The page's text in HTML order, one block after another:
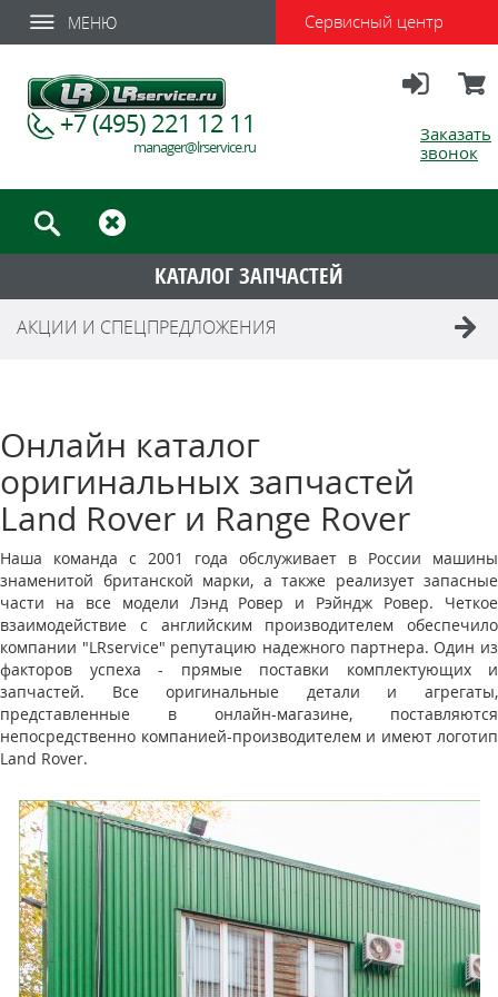
МЕНЮ Сервисный центр
Заказать
звонок
+7 (495) 221 12 11
manager@lrservice.ru
КАТАЛОГ ЗАПЧАСТЕЙ
АКЦИИ И СПЕЦПРЕДЛОЖЕНИЯ
Онлайн каталог
оригинальных запчастей
Land Rover и Range Rover
Наша команда с 2001 года обслуживает в России машины
знаменитой британской марки, а также реализует запасные
части на все модели Лэнд Ровер и Рэйндж Ровер. Четкое
взаимодействие с английским производителем обеспечило
компании "LRservice" репутацию надежного партнера. Один из
факторов успеха - прямые поставки комплектующих и
запчастей. Все оригинальные детали и агрегаты,
представленные в онлайн-магазине, поставляются
непосредственно компанией-производителем и имеют логотип
Land Rover.